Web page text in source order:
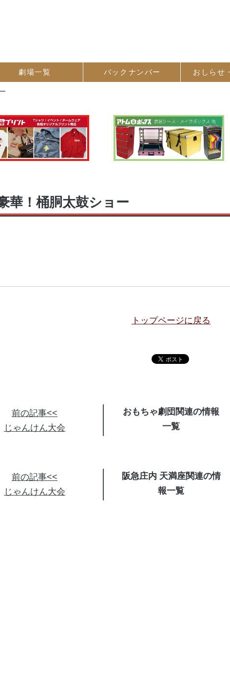
劇場一覧 バック ナンバー おしらせ・
華！桶胴太鼓ショー
トップページに戻る
前の記事<<
じゃんけん大会
おもちゃ劇団関連の情報
前の記事<<
じゃんけん大会
阪急庄内 天満座関連の情
報